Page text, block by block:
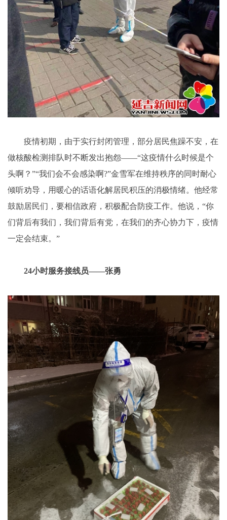
疫情初期，由于实行封闭管理，部分居民焦躁不安，在
做核酸检测排队时不断发出抱怨——“这疫情什么时候是个
头啊？”“我们会不会感染啊?”金雪军在维持秩序的同时耐心
倾听劝导，用暖心的话语化解居民积压的消极情绪。他经常
鼓励居民们，要相信政府，积极配合防疫工作。他说，“你
们背后有我们，我们背后有党，在我们的齐心协力下，疫情
一定会结束。”
24小时服务接线员——张勇